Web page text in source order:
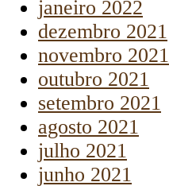
janeiro 2022
dezembro 2021
novembro 2021
outubro 2021
setembro 2021
agosto 2021
julho 2021
junho 2021